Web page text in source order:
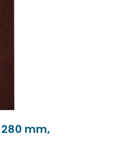
mm,